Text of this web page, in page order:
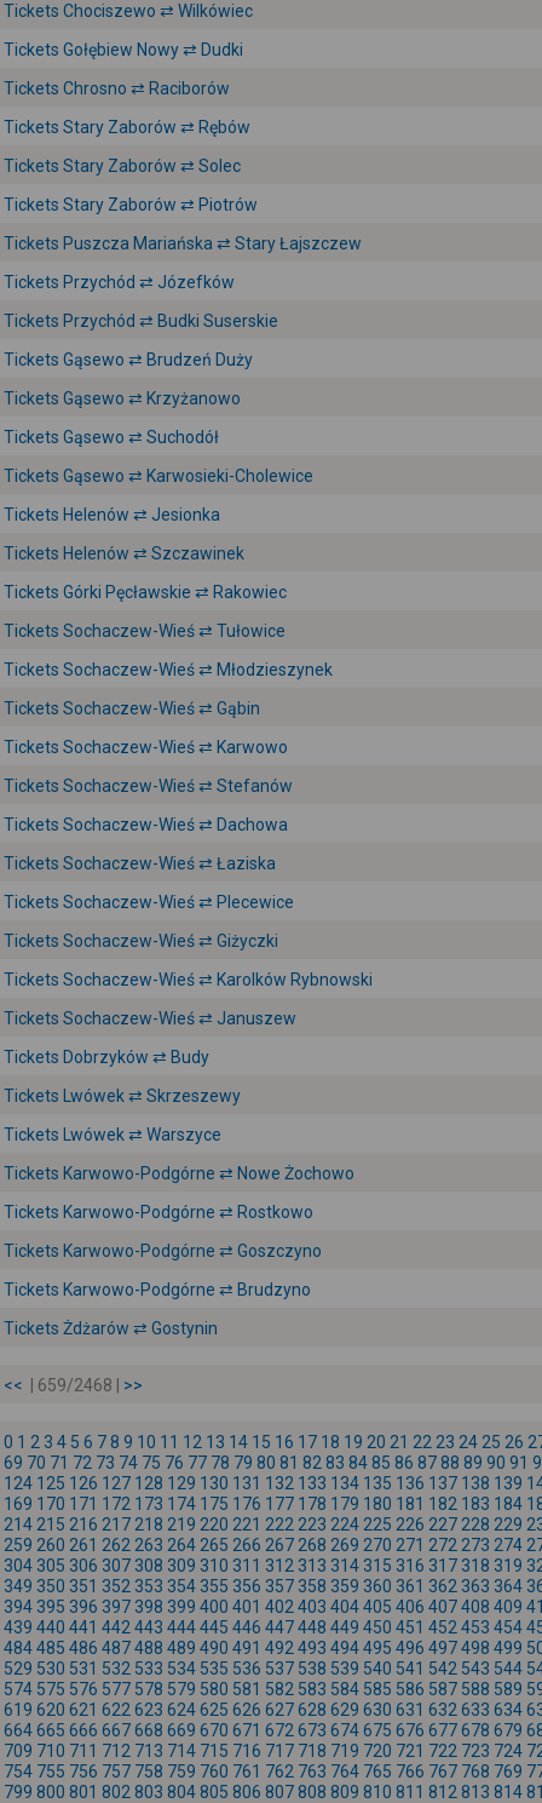
Tickets Chociszewo ⇄ Wilkówiec
Tickets Gołębiew Nowy ⇄ Dudki
Tickets Chrosno ⇄ Raciborów
Tickets Stary Zaborów ⇄ Rębów
Tickets Stary Zaborów ⇄ Solec
Tickets Stary Zaborów ⇄ Piotrów
Tickets Puszcza Mariańska ⇄ Stary Łajszczew
Tickets Przychód ⇄ Józefków
Tickets Przychód ⇄ Budki Suserskie
Tickets Gąsewo ⇄ Brudzeń Duży
Tickets Gąsewo ⇄ Krzyżanowo
Tickets Gąsewo ⇄ Suchodół
Tickets Gąsewo ⇄ Karwosieki-Cholewice
Tickets Helenów ⇄ Jesionka
Tickets Helenów ⇄ Szczawinek
Tickets Górki Pęcławskie ⇄ Rakowiec
Tickets Sochaczew-Wieś ⇄ Tułowice
Tickets Sochaczew-Wieś ⇄ Młodzieszynek
Tickets Sochaczew-Wieś ⇄ Gąbin
Tickets Sochaczew-Wieś ⇄ Karwowo
Tickets Sochaczew-Wieś ⇄ Stefanów
Tickets Sochaczew-Wieś ⇄ Dachowa
Tickets Sochaczew-Wieś ⇄ Łaziska
Tickets Sochaczew-Wieś ⇄ Plecewice
Tickets Sochaczew-Wieś ⇄ Giżyczki
Tickets Sochaczew-Wieś ⇄ Karolków Rybnowski
Tickets Sochaczew-Wieś ⇄ Januszew
Tickets Dobrzyków ⇄ Budy
Tickets Lwówek ⇄ Skrzeszewy
Tickets Lwówek ⇄ Warszyce
Tickets Karwowo-Podgórne ⇄ Nowe Żochowo
Tickets Karwowo-Podgórne ⇄ Rostkowo
Tickets Karwowo-Podgórne ⇄ Goszczyno
Tickets Karwowo-Podgórne ⇄ Brudzyno
Tickets Żdżarów ⇄ Gostynin
<< | 659/2468 | >>
0 1 2 3 4 5 6 78 9 10 11 12 13 14 15 16 17 18 19 20 21 22 23 24 25 26
69 70 71 72 73 74 75 76 77 78 79 80 81 82 83 8485 86 8788 89 90 91
124 125 126 127 128 129 130 131 132 133 134 135 136 137 138 139
169 170 171 172 173 174 175 176 177 178 179 180 181 182 183 184
214 215 216 217 218 219 220 221 222 223 224 225 226 227 228 229
259 260 261 262 263 264 265 266 267 268 269 270 271 272 273 274
304 305 306 307 308 309 310 311 312 313 314 315 316 317 318 319
349 350 351 352 353 354 355 356 357 358 359 360 361 362 363 364
394 395 396 397 398 399 400 401 402 403 404405 406 407408 409
439 440 441 442 443 444445 446 447448 449 450 451 452 453 454
484485 486 487488 489 490 491 492 493 494495 496 497498 499
529 530 531 532 533 534 535 536 537 538 539 540 541 542 543 544
574 575 576 577 578 579 580 581 582 583 584 585 586 587 588 589
619 620 621 622 623 624625 626 627628 629 630 631 632 633 634
664665 666 667668 669 670 671 672 673 674675 676 677678 679
709 710 711 712 713 714 715 716 717 718 719 720 721 722 723 724
754 755 756 757 758 759 760 761 762 763 764 765 766 767 768 769
799 800 801 802 803 804805 806 807808 809 810 811 812 813 814